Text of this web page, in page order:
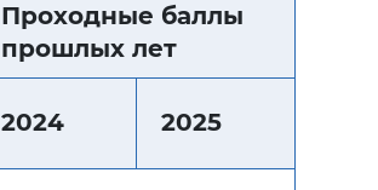
Проходные баллы
прошлых лет
2024 2025